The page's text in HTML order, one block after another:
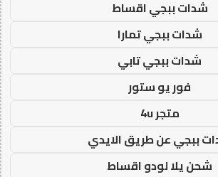
شدات ببجي اقساط
شدات ببجي تمارا
شدات ببجي تابي
فور يو ستور
متجر 4u
ببجي عن طريق الايدي
شحن يلا لودو اقساط